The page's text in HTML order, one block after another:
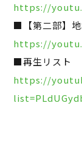
https://
■【第二部】
https://
■再生リスト
https://